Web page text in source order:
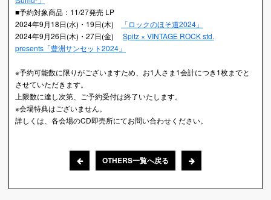
■予約対象商品：11/27発売 LP
2024年9月18日(水)・19日(木)
「ロックのほそ道2024」
2024年9月26日(木)・27日(金) Spitz × VINTAGE ROCK std.
presents「豊洲サンセット2024」
※予約可能数に限りがございますため、お1人さま1会計につき1枚までと
させていただきます。
上限数に達し次第、ご予約受付は終了いたします。
※会場特典はございません。
詳しくは、各会場のCD即売所にてお問い合わせください。
OTHERS一覧へ戻る